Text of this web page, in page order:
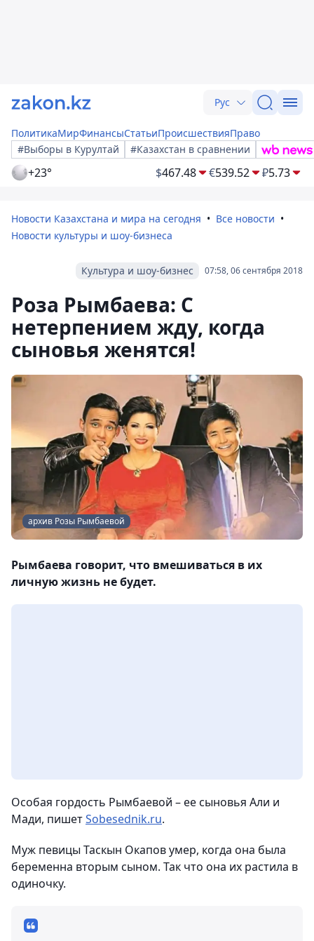
Рус
ПолитикаМирФинансыСтатьиПроисшествияПраво
#Выборы в Курултай
#Казахстан в сравнении
+23° $467.48 €539.52 ₽5.73
Новости Казахстана и мира на сегодня
Все новости
Новости культуры и шоу-бизнеса
07:58, 06 сентября 2018
Культура и шоу-бизнес
Роза Рымбаева: С
нетерпением жду, когда
сыновья женятся!
архив Розы Рымбаевой
Рымбаева говорит, что вмешиваться в их
личную жизнь не будет.
Особая гордость Рымбаевой – ее сыновья Али и
Мади, пишетSobesednik.ru.
Муж певицы Таскын Окапов умер, когда она была
беременна вторым сыном. Так что она их растила в
одиночку.